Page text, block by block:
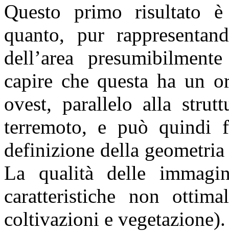
Questo primo risultato è
quanto, pur
dell’area
capire che questa ha un
ovest, parallelo alla
terremoto, e può quindi
definizione della
La qualità delle
caratteristiche non
coltivazioni e vegetazione).